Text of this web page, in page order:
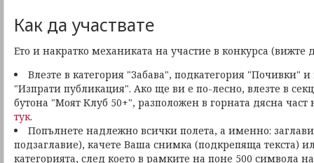
Как да участвате
Ето и накратко механиката на участие в конкурса
Влезте в категория "Забава", подкатегория "Почивки" и
"Изпрати публикация". Ако ще ви е по-лесно, влезте в
бутона "Моят Клуб 50+", разположен в горната дясна част
тук.
Попълнете надлежно всички полета, а именно:
подзаглавие), качете Ваша снимка (подкрепяща текста)
категорията, след което в рамките на поне 500 символа